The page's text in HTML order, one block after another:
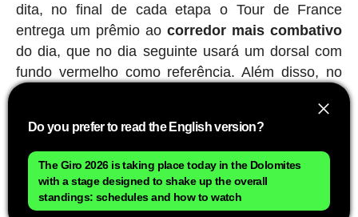
dita, no final de cada etapa o Tour de France
entrega um prêmio aocorredor mais combativo
do dia, que no dia seguinte usará um dorsal com
fundo vermelho como referência. Além disso, no
final do Tour de France, um júri escolhe o corredor
Os últimos vencedores de cada camisa
Os vencedores das principais classificações na
edição de 2025 foram:
Do you prefer to read the English version?
The Giro 2026 is taking place today in the Dolomites
with a stage designed to shake up the overall
standings: schedules and how to watch